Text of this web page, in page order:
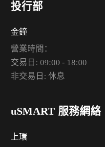
投行部
金鐘
營業時間：
交易日: 09:00 - 18:00
非交易日: 休息
uSMART 服務網絡
上環